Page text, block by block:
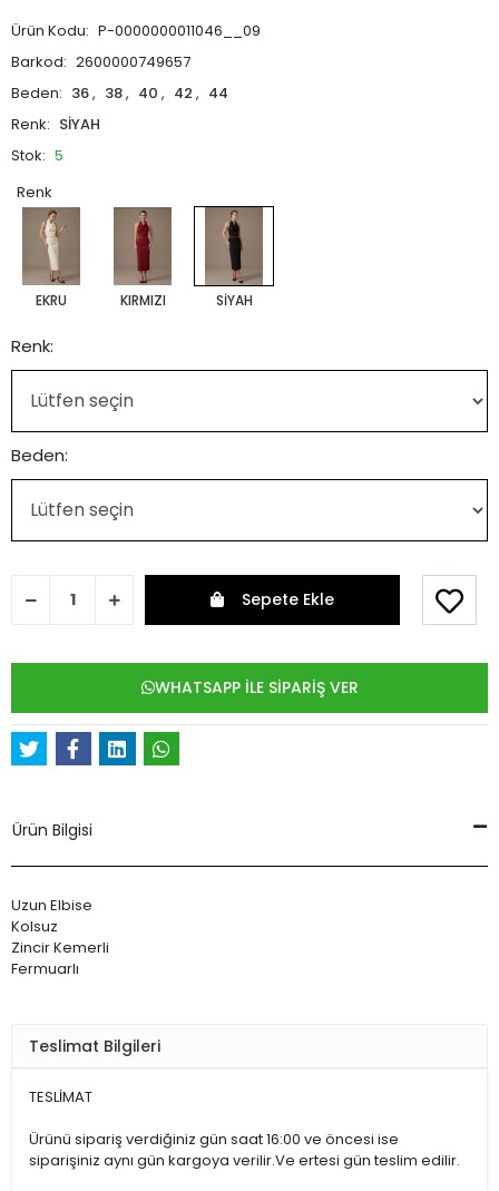
Ürün Kodu: P-0000000011046__09
Barkod: 2600000749657
Beden: 36, 38, 40 , 42 , 44
Renk: SİYAH
Stok: 5
Renk
EKRU KIRMIZI SİYAH
Renk:
Beden:
Sepete Ekle
WHATSAPP İLE SİPARİŞ VER
Ürün Bilgisi
Uzun Elbise
Kolsuz
Zincir Kemerli
Fermuarlı
Teslimat Bilgileri
TESLİMAT
Ürünü sipariş verdiğiniz gün saat 16:00 ve öncesi ise
siparişiniz aynı gün kargoya verilir.Ve ertesi gün teslim edilir.